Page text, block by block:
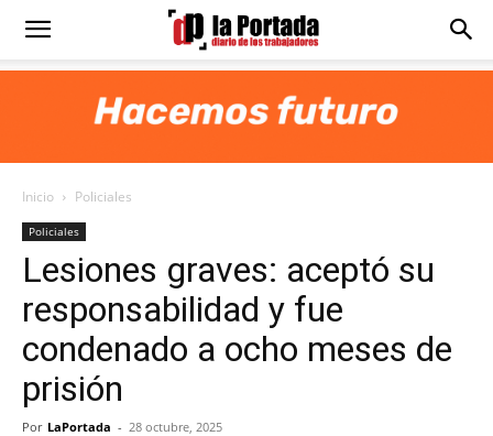
Diario
Portada
Inicio Policiales
Policiales
Lesiones graves: aceptó su
responsabilidad y fue
condenado a ocho meses de
prisión
Por LaPortada - 28 octubre, 2025